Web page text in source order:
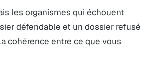
les organismes qui échouent
défendable et un dossier refusé
cohérence entre ce que vous